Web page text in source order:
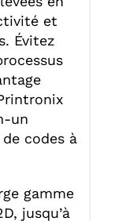
et
Évitez
un
codes à
gamme
jusqu’à